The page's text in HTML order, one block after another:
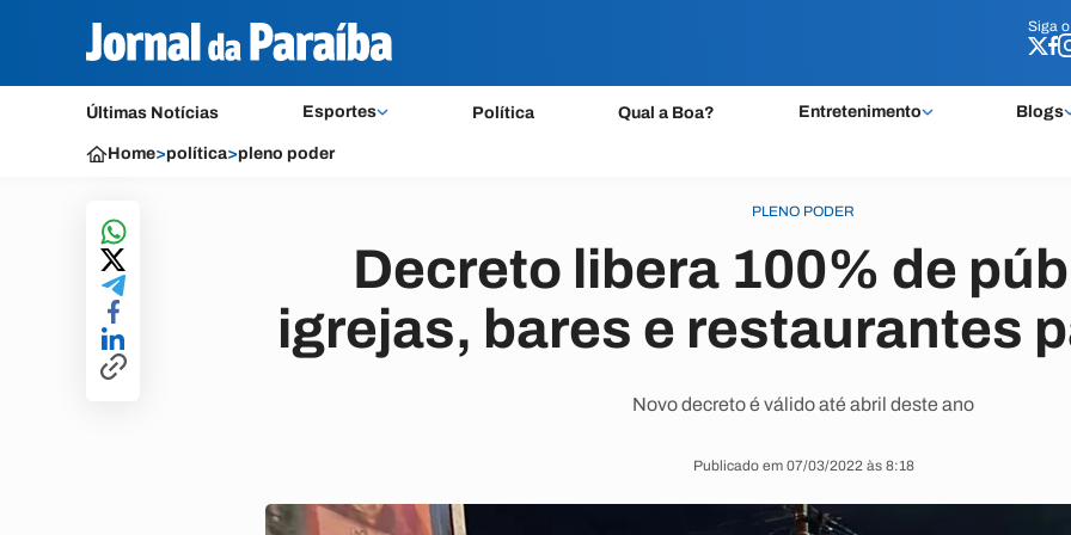
Siga o
Últimas Notícias Esportes Política Qual a Boa? Entretenimento Blogs
Siga o
Home>política>pleno poder
PLENO PODER
Decreto libera 100% de
igrejas, bares e restaurantes
Novo decreto é válido até abril deste ano
Publicado em 07/03/2022 às 8:18